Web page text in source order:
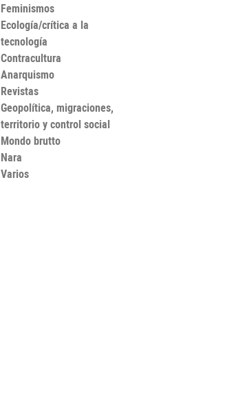
Feminismos
Ecología/crítica a la
tecnología
Contracultura
Anarquismo
Revistas
Geopolítica, migraciones,
territorio y control social
Mondo brutto
Nara
Varios